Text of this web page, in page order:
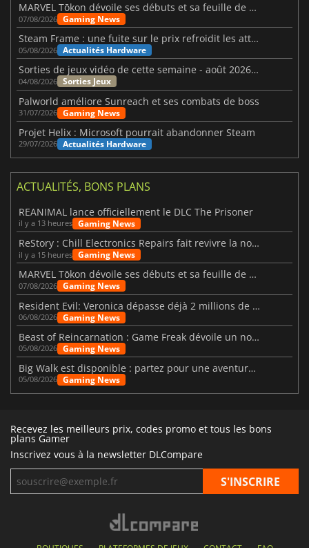
MARVEL Tōkon dévoile ses débuts et sa feuille de route
07/08/2026 Gaming News
Steam Frame : une fuite sur le prix refroidit les attentes VR
05/08/2026 Actualités Hardware
Sorties de jeux vidéo de cette semaine - août 2026 (semaine 32)
04/08/2026 Sorties Jeux
Palworld améliore Sunreach et ses combats de boss
31/07/2026 Gaming News
Projet Helix : Microsoft pourrait abandonner Steam
29/07/2026 Actualités Hardware
ACTUALITÉS, BONS PLANS
REANIMAL lance officiellement le DLC The Prisoner
il y a 13 heures Gaming News
ReStory : Chill Electronics Repairs fait revivre la nostalgie des années 2000
il y a 15 heures Gaming News
MARVEL Tōkon dévoile ses débuts et sa feuille de route
07/08/2026 Gaming News
Resident Evil: Veronica dépasse déjà 2 millions de wishlists
06/08/2026 Gaming News
Beast of Reincarnation : Game Freak dévoile un nouveau pari
05/08/2026 Gaming News
Big Walk est disponible : partez pour une aventure entre amis
05/08/2026 Gaming News
Recevez les meilleurs prix, codes promo et tous les bons
plans Gamer
Inscrivez vous à la newsletter DLCompare